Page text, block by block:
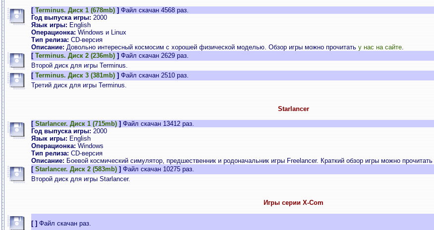
[ Terminus. Диск 1 (678mb) ] Файл скачан 4568 раз.
Год выпуска игры: 2000
Язык игры: English
Операционка: Windows и Linux
Тип релиза: CD-версия
Описание: Довольно интересный космосим с хорошей физической моделью. Обзор игры можно прочитать у нас на сайте.
[ Terminus. Диск 2 (236mb) ] Файл скачан 2629 раз.
Второй диск для игры Terminus.
[ Terminus. Диск 3 (381mb) ] Файл скачан 2510 раз.
Третий диск для игры Terminus.
Starlancer
[ Starlancer. Диск 1 (715mb) ] Файл скачан 13412 раз.
Год выпуска игры: 2000
Язык игры: English
Операционка: Windows
Тип релиза: CD-версия
Описание: Боевой космический симулятор, предшественник и родоначальник игры Freelancer. Краткий обзор игры можно прочитать
[ Starlancer. Диск 2 (583mb) ] Файл скачан 10275 раз.
Второй диск для игры Starlancer.
Игры серии X-Com
[ ] Файл скачан раз.